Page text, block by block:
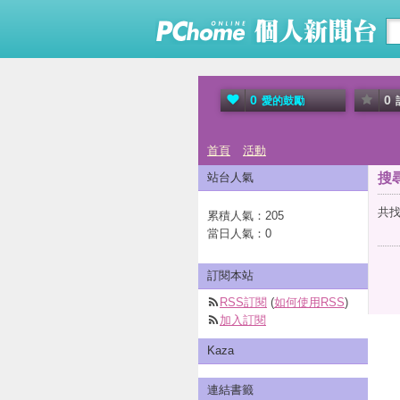
0 愛的鼓勵 0
首頁 活動
搜
共
站台人氣
累積人氣： 205
當日人氣： 0
訂閱本站
RSS訂閱 (如何使用RSS)
加入訂閱
Kaza
連結書籤